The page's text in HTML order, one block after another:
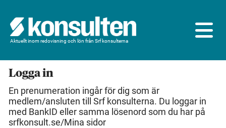
Aktuellt inom redovisning och lön från Srf konsulterna
Logga in
En prenumeration ingår för dig som är
medlem/ansluten till Srf konsulterna. Du loggar in
med BankID eller samma lösenord som du har på
srfkonsult.se/Mina sidor